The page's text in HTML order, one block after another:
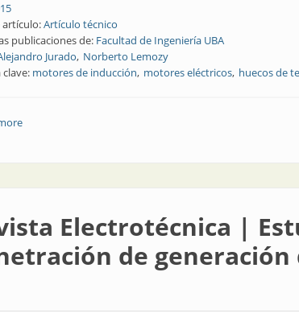
artículo:Artículo técnico
publicaciones de: Facultad de Ingeniería UBA
Jurado Norberto Lemozy
clave: motores de inducción motores eléctricos huecos de
about Revista Electrotécnica | Efecto de los huecos de
Electrotécnica |
de